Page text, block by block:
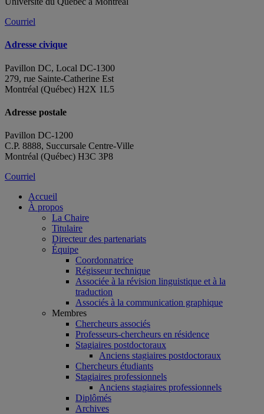
Courriel
Adresse civique
Pavillon DC, Local DC-1300
279, rue Sainte-Catherine Est
Montréal (Québec) H2X 1L5
Adresse postale
Pavillon DC-1200
C.P. 8888, Succursale Centre-Ville
Montréal (Québec) H3C 3P8
Courriel
Accueil
À propos
La Chaire
Titulaire
Directeur des partenariats
Équipe
Coordonnatrice
Régisseur technique
Associée à la révision linguistique et à la
traduction
Associés à la communication graphique
Membres
Chercheurs associés
Professeurs-chercheurs en résidence
Stagiaires postdoctoraux
Anciens stagiaires postdoctoraux
Chercheurs étudiants
Stagiaires professionnels
Anciens stagiaires professionnels
Diplômés
Archives